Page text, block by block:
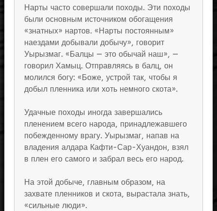
Нарты часто совершали походы. Эти походы
были основным источником обогащения
«знатных» нартов. «Нарты постоянным»
наездами добывали добычу», говорит
Уырызмаг. «Балцы — это обычай наш», —
говорил Хамыц. Отправляясь в балц, он
молился богу: «Боже, устрой так, чтобы я
добыл пленника или хоть немного скота».
Удачные походы иногда завершались
пленением всего народа, принадлежавшего
побежденному врагу. Уырызмаг, напав на
владения алдара Кафти-Сар-Хуандон, взял
в плен его самого и забрал весь его народ.
На этой добыче, главным образом, на
захвате пленников и скота, вырастала знать,
«сильные люди».